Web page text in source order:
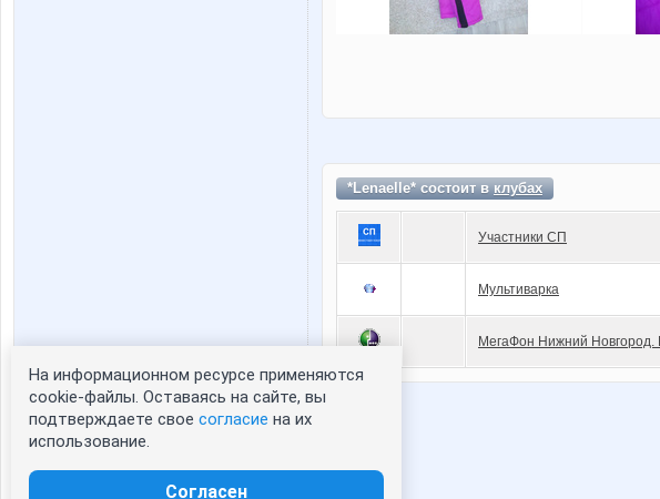
Статистика портрета:
сейчас просматривают портрет - 0
зарегистрированные пользователи
*Lenaelle* состоит вклубах
Участники СП
Мультиварка
МегаФон Нижний Новгород.
На информационном ресурсе применяются
cookie-файлы. Оставаясь на сайте, вы
подтверждаете свое согласие на их
использование.
Согласен